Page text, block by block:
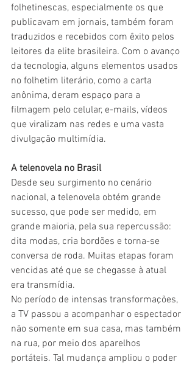
folhetinescas, especialmente os que
publicavam em jornais, também foram
traduzidos e recebidos com êxito pelos
leitores da elite brasileira. Com o avanço
da tecnologia, alguns elementos usados
no folhetim literário, como a carta
anônima, deram espaço para a
filmagem pelo celular, e-mails, vídeos
que viralizam nas redes e uma vasta
divulgação multimídia.
A telenovela no Brasil
Desde seu surgimento no cenário
nacional, a telenovela obtém grande
sucesso, que pode ser medido, em
grande maioria, pela sua repercussão:
dita modas, cria bordões e torna-se
conversa de roda. Muitas etapas foram
vencidas até que se chegasse à atual
era transmídia.
No período de intensas transformações,
a TV passou a acompanhar o espectador
não somente em sua casa, mas também
na rua, por meio dos aparelhos
portáteis. Tal mudança ampliou o poder